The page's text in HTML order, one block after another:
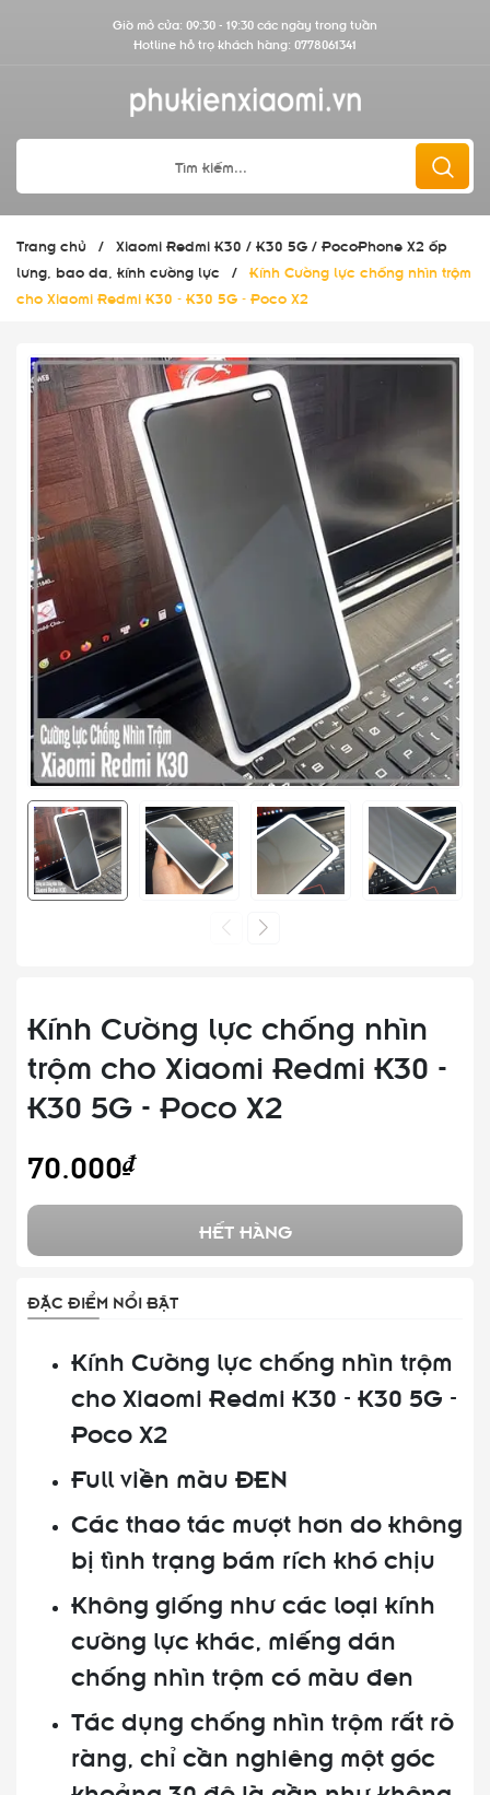
Giờ mở cửa: 09:30 - 19:30 các ngày trong tuần
Hotline hỗ trợ khách hàng: 0778061341
Trang chủ / Xiaomi Redmi K30 / K30 5G / PocoPhone X2 ốp
lưng, bao da, kính cường lực
/ Kính Cường lực chống nhìn trộm
cho Xiaomi Redmi K30 - K30 5G - Poco X2
Kính Cường lực chống nhìn
trộm cho Xiaomi Redmi K30 -
K30 5G - Poco X2
70.000₫
HẾT HÀNG
ĐẶC ĐIỂM NỔI BẬT
Kính Cường lực chống nhìn trộm
cho Xiaomi Redmi K30 - K30 5G -
Poco X2
Full viền màu ĐEN
Các thao tác mượt hơn do không
bị tình trạng bám rích khó chịu
Không giống như các loại kính
cường lực khác, miếng dán
chống nhìn trộm có màu đen
Tác dụng chống nhìn trộm rất rõ
ràng, chỉ cần nghiêng một góc